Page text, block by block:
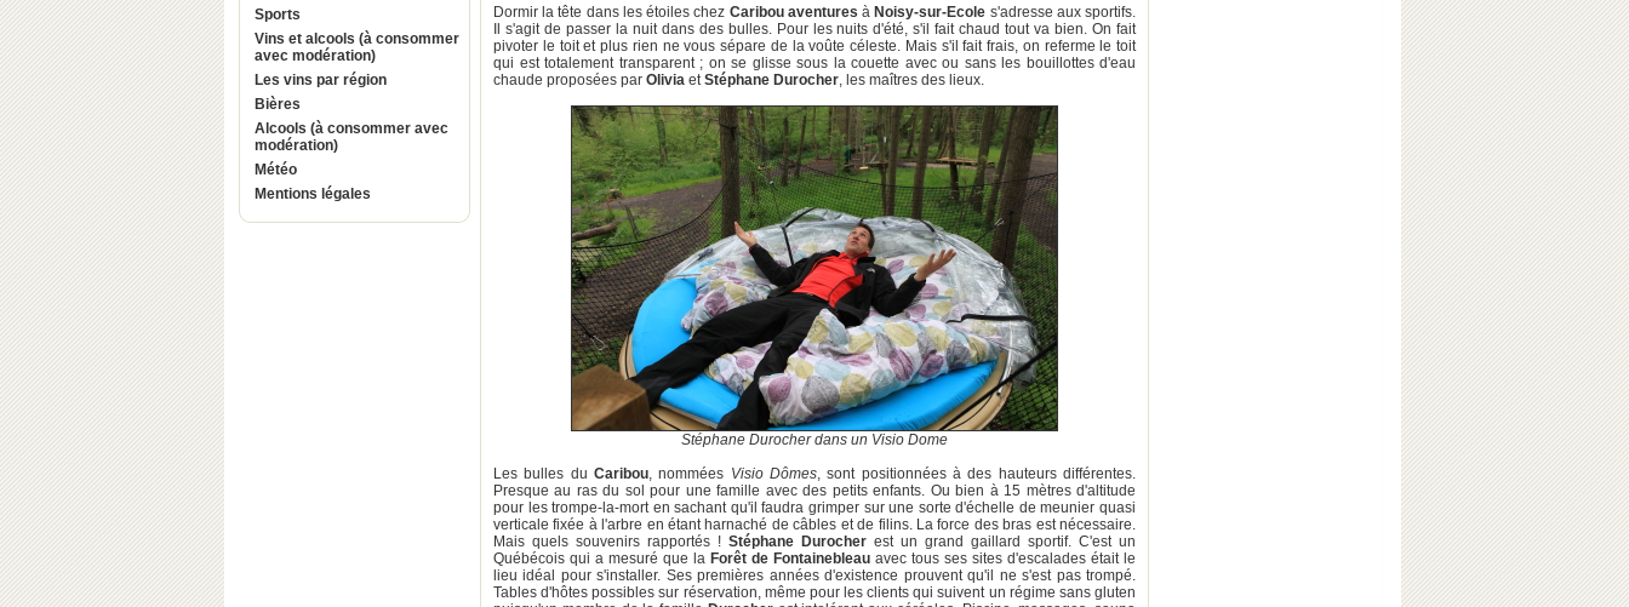
Sports
Vins et alcools (à consommer
avec modération)
Les vins par région
Bières
Alcools (à consommer avec
modération)
Météo
Mentions légales
Dormir la tête dans les étoiles chez Caribou aventures à Noisy-sur-Ecole s'adresse aux sportifs.
Il s'agit de passer la nuit dans des bulles. Pour les nuits d'été, s'il fait chaud tout va bien. On fait
pivoter le toit et plus rien ne vous sépare de la voûte céleste. Mais s'il fait frais, on referme le toit
qui est totalement transparent ; on se glisse sous la couette avec ou sans les bouillottes d'eau
chaude proposées par Olivia etStéphane Durocher, les maîtres des lieux.
Stéphane Durocher dans un Visio Dome
Les bulles du Caribou, nommées Visio Dômes, sont positionnées à des hauteurs différentes.
Presque au ras du sol pour une famille avec des petits enfants. Ou bien à 15 mètres d'altitude
pour les trompe-la-mort en sachant qu'il faudra grimper sur une sorte d'échelle de meunier quasi
verticale fixée à l'arbre en étant harnaché de câbles et de filins. La force des bras est nécessaire.
Mais quels souvenirs rapportés ! Stéphane Durocher est un grand gaillard sportif. C'est un
Québécois qui a mesuré que la Forêt de Fontainebleau avec tous ses sites d'escalades était le
lieu idéal pour s'installer. Ses premières années d'existence prouvent qu'il ne s'est pas trompé.
Tables d'hôtes possibles sur réservation, même pour les clients qui suivent un régime sans gluten